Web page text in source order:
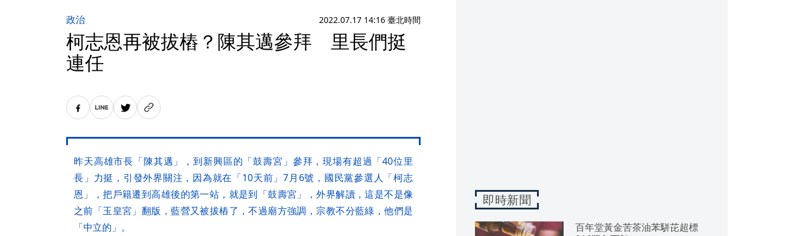
政治 2022.07.17 14:16 臺北時間
柯志恩再被拔樁？陳其邁參拜 里長們挺
連任
昨天高雄市長「陳其邁」，到新興區的「鼓壽宮」參拜，現場有超過「40位里
長」力挺，引發外界關注，因為就在「10天前」7月6號，國民黨參選人「柯志
恩」，把戶籍遷到高雄後的第一站，就是到「鼓壽宮」，外界解讀，這是不是像
之前「玉皇宮」翻版，藍營又被拔樁了，不過廟方強調，宗教不分藍綠，他們是
「中立的」。
即時新聞
百年堂黃金苦茶油苯駢芘超標